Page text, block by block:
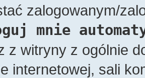
zalogowanym/
mnie
z witryny z ogólnie
internetowej, sali